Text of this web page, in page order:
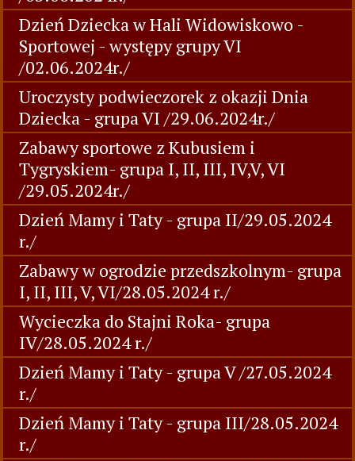
Dzień Dziecka w Hali Widowiskowo -
Sportowej - występy grupy VI
/02.06.2024r./
Uroczysty podwieczorek z okazji Dnia
Dziecka - grupa VI /29.06.2024r./
Zabawy sportowe z Kubusiem i
Tygryskiem- grupa I, II, III, IV,V, VI
/29.05.2024r./
Dzień Mamy i Taty - grupa II/29.05.2024
r./
Zabawy w ogrodzie przedszkolnym- grupa
I, II, III, V, VI/28.05.2024 r./
Wycieczka do Stajni Roka- grupa
IV/28.05.2024 r./
Dzień Mamy i Taty - grupa V /27.05.2024
r./
Dzień Mamy i Taty - grupa III/28.05.2024
r./